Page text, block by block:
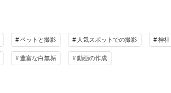
相談予約する
来店・オンライン 撮影日の空き
ペットと撮影 人気スポットでの撮影 神
豊富な白無垢 動画の作成